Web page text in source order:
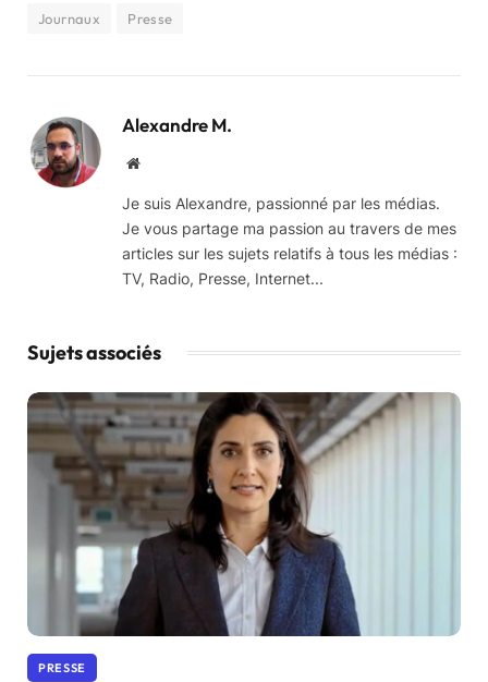
Journaux Presse
Alexandre M.
Website
Je suis Alexandre, passionné par les médias.
Je vous partage ma passion au travers de mes
articles sur les sujets relatifs à tous les médias :
TV, Radio, Presse, Internet...
Sujets associés
PRESSE